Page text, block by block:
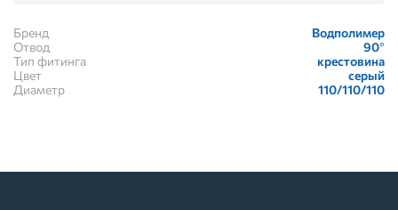
Бренд
Водполимер
Отвод
90°
Тип фитинга
крестовина
Цвет
серый
Диаметр
110/110/110